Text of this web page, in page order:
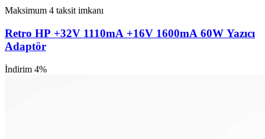
Maksimum 4 taksit imkanı
Retro HP +32V 1110mA +16V 1600mA 60W Yazıcı
Adaptör
İndirim 4%